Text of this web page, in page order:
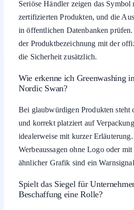
Seriöse Händler zeigen das Symbol
zertifizierten Produkten, und die
in öffentlichen Datenbanken
der Produktbezeichnung mit der
die Sicherheit zusätzlich.
Wie erkenne ich Greenwashing
Nordic Swan?
Bei glaubwürdigen Produkten steht
und korrekt platziert auf
idealerweise mit kurzer
Werbeaussagen ohne Logo oder
ähnlicher Grafik sind ein
Spielt das Siegel für
Beschaffung eine Rolle?